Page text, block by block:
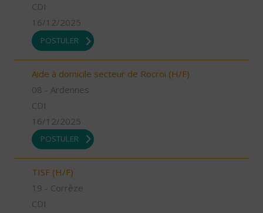
CDI
16/12/2025
POSTULER
Aide à domicile secteur de Rocroi (H/F)
08 - Ardennes
CDI
16/12/2025
POSTULER
TISF (H/F)
19 - Corrèze
CDI